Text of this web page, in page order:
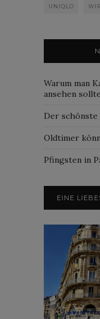
UNIQLO
Warum man
ansehen sollte
Der
Oldtimer
Pfingsten in
EINE